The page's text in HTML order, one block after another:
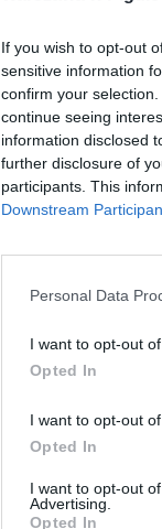
If you wish to opt-out
sensitive information
confirm your
continue seeing
information disclosed
further disclosure of
participants. This
Downstream
Personal Data
I want to opt-out
Opted In
I want to opt-out
Opted In
I want to opt-out
Advertising.
Opted In